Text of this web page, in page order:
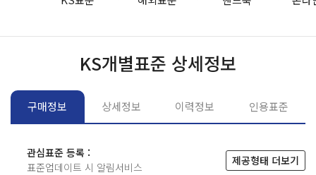
KS개별표준 상세정보
구매정보 상세정보 이력정보 인용표준
관심표준 등록 :
표준업데이트 시 알림서비스
제공형태 더보기